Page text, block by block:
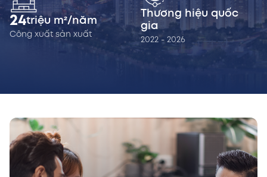
24triệu m²/năm
Công xuất sản xuất
Thương hiệu quốc
gia
2022 - 2026